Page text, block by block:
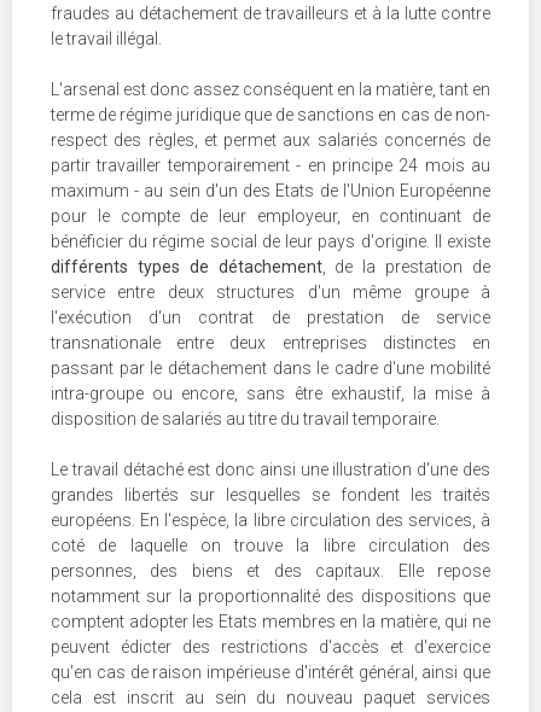
fraudes au détachement de travailleurs et à la lutte contre
le travail illégal.
L'arsenal est donc assez conséquent en la matière, tant en
terme de régime juridique que de sanctions en cas de non-
respect des règles, et permet aux salariés concernés de
partir travailler temporairement - en principe 24 mois au
maximum - au sein d'un des Etats de l'Union Européenne
pour le compte de leur employeur, en continuant de
bénéficier du régime social de leur pays d'origine. Il existe
différents types de détachement, de la prestation de
service entre deux structures d'un même groupe à
l'exécution d'un contrat de prestation de service
transnationale entre deux entreprises distinctes en
passant par le détachement dans le cadre d'une mobilité
intra-groupe ou encore, sans être exhaustif, la mise à
disposition de salariés au titre du travail temporaire.
Le travail détaché est donc ainsi une illustration d'une des
grandes libertés sur lesquelles se fondent les traités
européens. En l'espèce, la libre circulation des services, à
coté de laquelle on trouve la libre circulation des
personnes, des biens et des capitaux. Elle repose
notamment sur la proportionnalité des dispositions que
comptent adopter les Etats membres en la matière, qui ne
peuvent édicter des restrictions d'accès et d'exercice
qu'en cas de raison impérieuse d'intérêt général, ainsi que
cela est inscrit au sein du nouveau paquet services